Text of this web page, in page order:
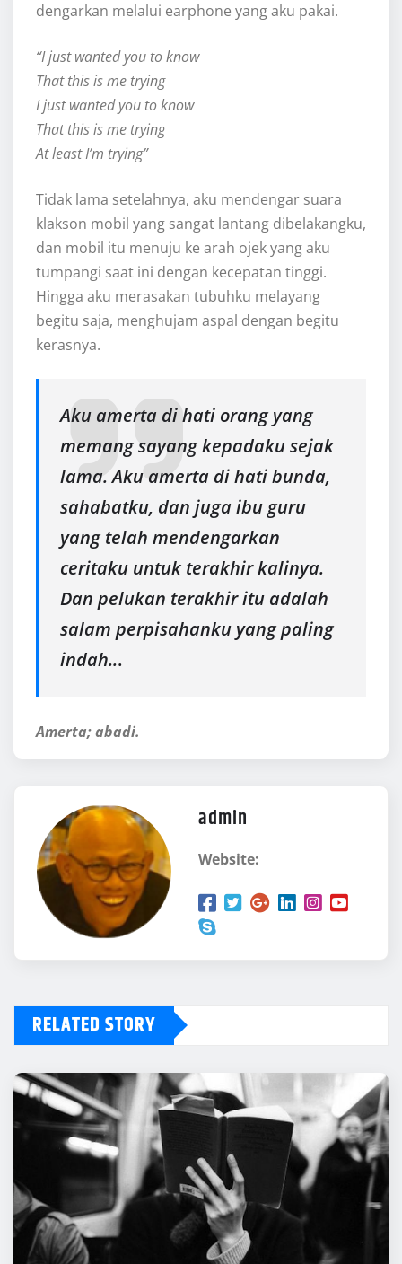
dengarkan melalui earphone yang aku pakai.
“I just wanted you to know
That this is me trying
I just wanted you to know
That this is me trying
At least I’m trying”
Tidak lama setelahnya, aku mendengar suara
klakson mobil yang sangat lantang dibelakangku,
dan mobil itu menuju ke arah ojek yang aku
tumpangi saat ini dengan kecepatan tinggi.
Hingga aku merasakan tubuhku melayang
begitu saja, menghujam aspal dengan begitu
kerasnya.
Aku amerta di hati orang yang
memang sayang kepadaku sejak
lama. Aku amerta di hati bunda,
sahabatku, dan juga ibu guru
yang telah mendengarkan
ceritaku untuk terakhir kalinya.
Dan pelukan terakhir itu adalah
salam perpisahanku yang paling
indah...
Amerta; abadi.
admin
Website:
RELATED STORY